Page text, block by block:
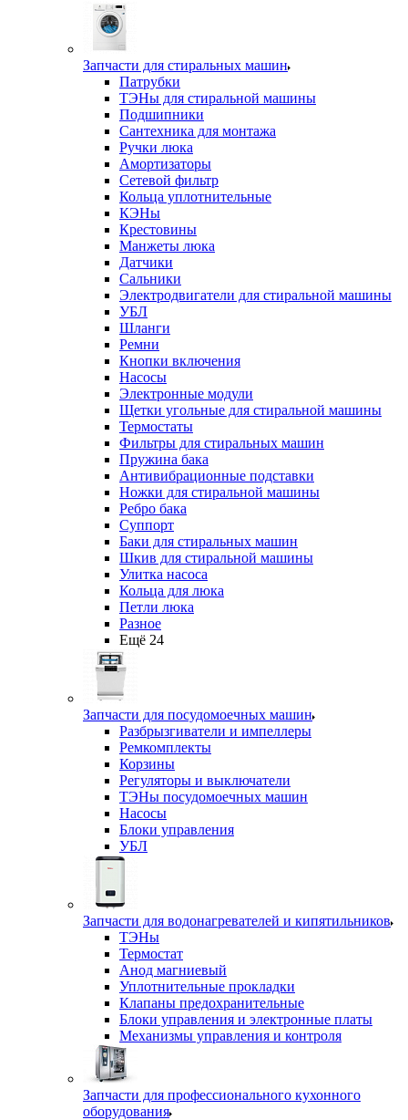
Запчасти для стиральных машин
Патрубки
ТЭНы для стиральной машины
Подшипники
Сантехника для монтажа
Ручки люка
Амортизаторы
Сетевой фильтр
Кольца уплотнительные
КЭНы
Крестовины
Манжеты люка
Датчики
Сальники
Электродвигатели для стиральной машины
УБЛ
Шланги
Ремни
Кнопки включения
Насосы
Электронные модули
Щетки угольные для стиральной машины
Термостаты
Фильтры для стиральных машин
Пружина бака
Антивибрационные подставки
Ножки для стиральной машины
Ребро бака
Суппорт
Баки для стиральных машин
Шкив для стиральной машины
Улитка насоса
Кольца для люка
Петли люка
Разное
Ещё 24
Запчасти для посудомоечных машин
Разбрызгиватели и импеллеры
Ремкомплекты
Корзины
Регуляторы и выключатели
ТЭНы посудомоечных машин
Насосы
Блоки управления
УБЛ
Запчасти для водонагревателей и кипятильников
ТЭНы
Термостат
Анод магниевый
Уплотнительные прокладки
Клапаны предохранительные
Блоки управления и электронные платы
Механизмы управления и контроля
Запчасти для профессионального кухонного
оборудования